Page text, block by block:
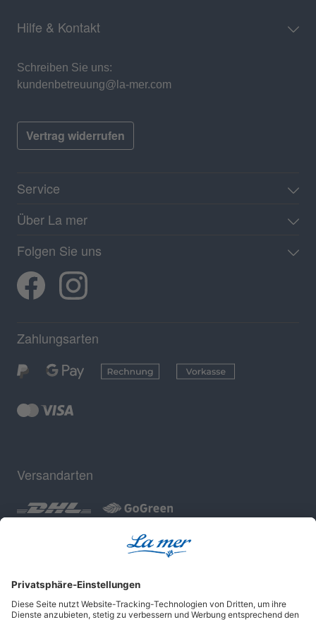
Hilfe & Kontakt
Schreiben Sie uns:
kundenbetreuung@la-mer.com
Vertrag widerrufen
Service
Über La mer
Folgen Sie uns
Zahlungsarten
Versandarten